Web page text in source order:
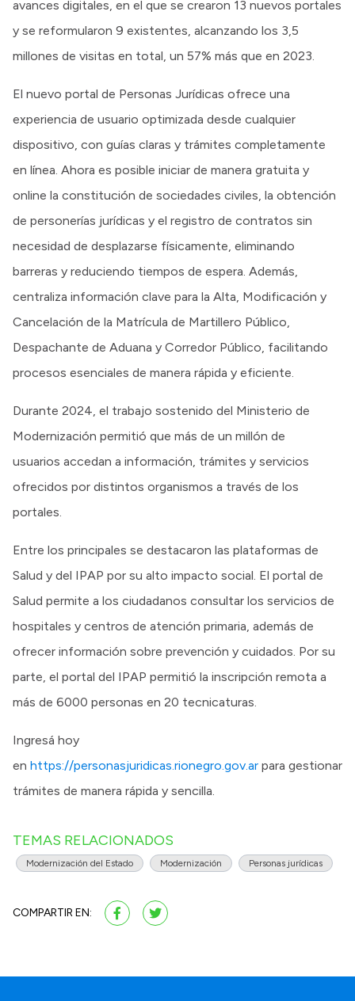
avances digitales, en el que se crearon 13 nuevos portales
y se reformularon 9 existentes, alcanzando los 3,5
millones de visitas en total, un 57% más que en 2023.
El nuevo portal de Personas Jurídicas ofrece una
experiencia de usuario optimizada desde cualquier
dispositivo, con guías claras y trámites completamente
en línea. Ahora es posible iniciar de manera gratuita y
online la constitución de sociedades civiles, la obtención
de personerías jurídicas y el registro de contratos sin
necesidad de desplazarse físicamente, eliminando
barreras y reduciendo tiempos de espera. Además,
centraliza información clave para la Alta, Modificación y
Cancelación de la Matrícula de Martillero Público,
Despachante de Aduana y Corredor Público, facilitando
procesos esenciales de manera rápida y eficiente.
Durante 2024, el trabajo sostenido del Ministerio de
Modernización permitió que más de un millón de
usuarios accedan a información, trámites y servicios
ofrecidos por distintos organismos a través de los
portales.
Entre los principales se destacaron las plataformas de
Salud y del IPAP por su alto impacto social. El portal de
Salud permite a los ciudadanos consultar los servicios de
hospitales y centros de atención primaria, además de
ofrecer información sobre prevención y cuidados. Por su
parte, el portal del IPAP permitió la inscripción remota a
más de 6000 personas en 20 tecnicaturas.
Ingresá hoy
en https://personasjuridicas.rionegro.gov.ar para gestionar
trámites de manera rápida y sencilla.
TEMAS RELACIONADOS
Modernización del Estado Modernización Personas jurídicas
COMPARTIR EN: